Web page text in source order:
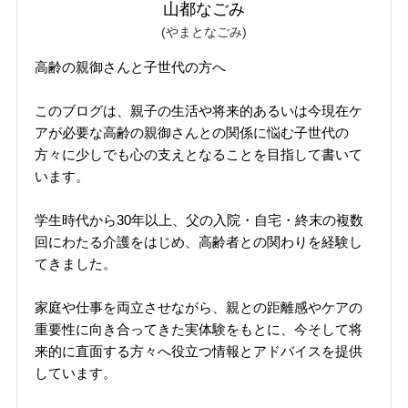
山都なごみ
(やまとなごみ)
高齢の親御さんと子世代の方へ
このブログは、親子の生活や将来的あるいは今現在ケ
アが必要な高齢の親御さんとの関係に悩む子世代の
方々に少しでも心の支えとなることを目指して書いて
います。
学生時代から30年以上、父の入院・自宅・終末の複数
回にわたる介護をはじめ、高齢者との関わりを経験し
てきました。
家庭や仕事を両立させながら、親との距離感やケアの
重要性に向き合ってきた実体験をもとに、今そして将
来的に直面する方々へ役立つ情報とアドバイスを提供
しています。